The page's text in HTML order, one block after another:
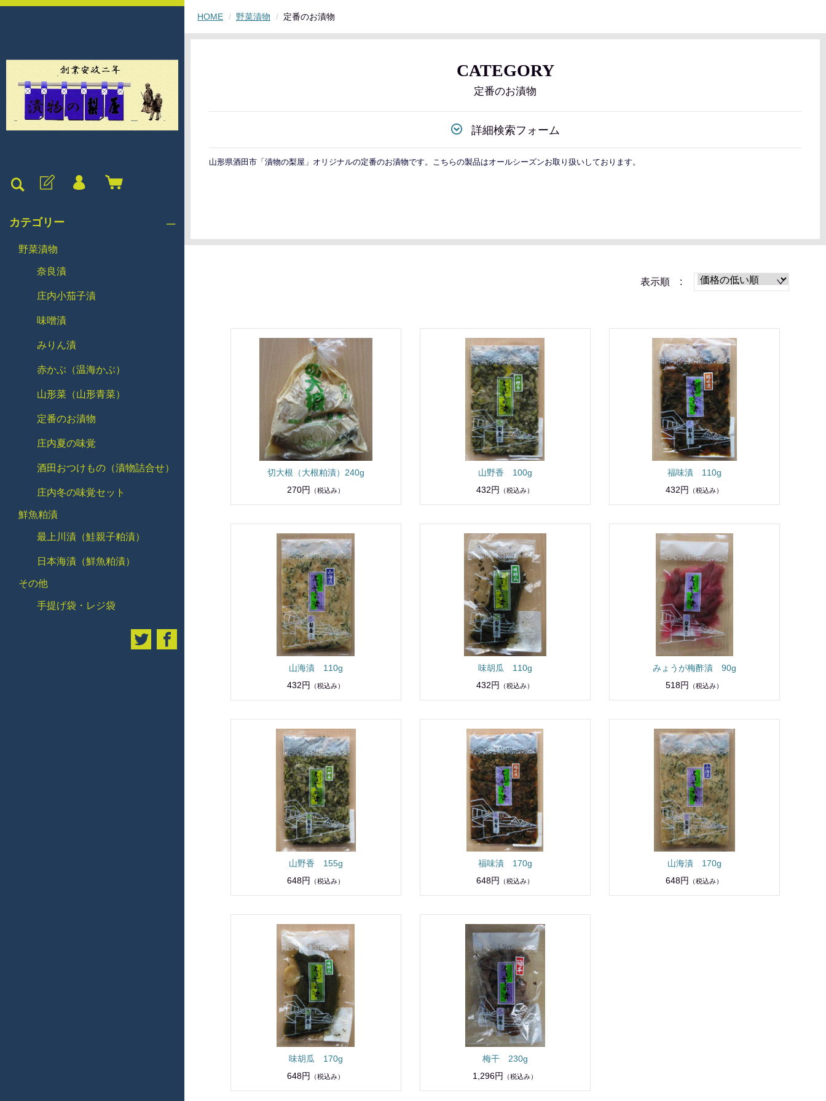
カテゴリー
野菜漬物
奈良漬
庄内小茄子漬
味噌漬
みりん漬
赤かぶ（温海かぶ）
山形菜（山形青菜）
定番のお漬物
庄内夏の味覚
酒田おつけもの（漬物詰合せ）
庄内冬の味覚セット
鮮魚粕漬
最上川漬（鮭親子粕漬）
日本海漬（鮮魚粕漬）
その他
手提げ袋・レジ袋
HOME 野菜漬物 定番のお漬物
CATEGORY
定番のお漬物
詳細検索フォーム
山形県酒田市「漬物の梨屋」オリジナルの定番のお漬物です。こちらの製品はオールシーズンお取り扱いしております。
表示順 :
切大根（大根粕漬）240g
270円
（税込み）
山野香 100g
432円
（税込み）
福味漬 110g
432円
（税込み）
山海漬 110g
432円
（税込み）
味胡瓜 110g
432円
（税込み）
みょうが梅酢漬 90g
518円
（税込み）
山野香 155g
648円
（税込み）
福味漬 170g
648円
（税込み）
山海漬 170g
648円
（税込み）
味胡瓜 170g
648円
（税込み）
梅干 230g
1,296円
（税込み）